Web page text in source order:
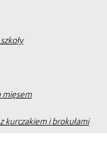
mięsem
i brokułami